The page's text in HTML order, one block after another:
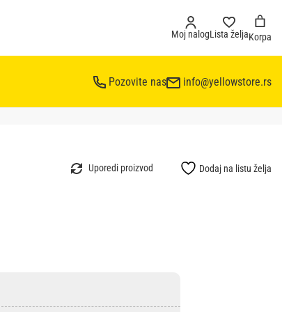
Moj nalogLista željaKorpa
Pozovite nas info@yellowstore.rs
Dodaj na listu želja
Uporedi proizvod